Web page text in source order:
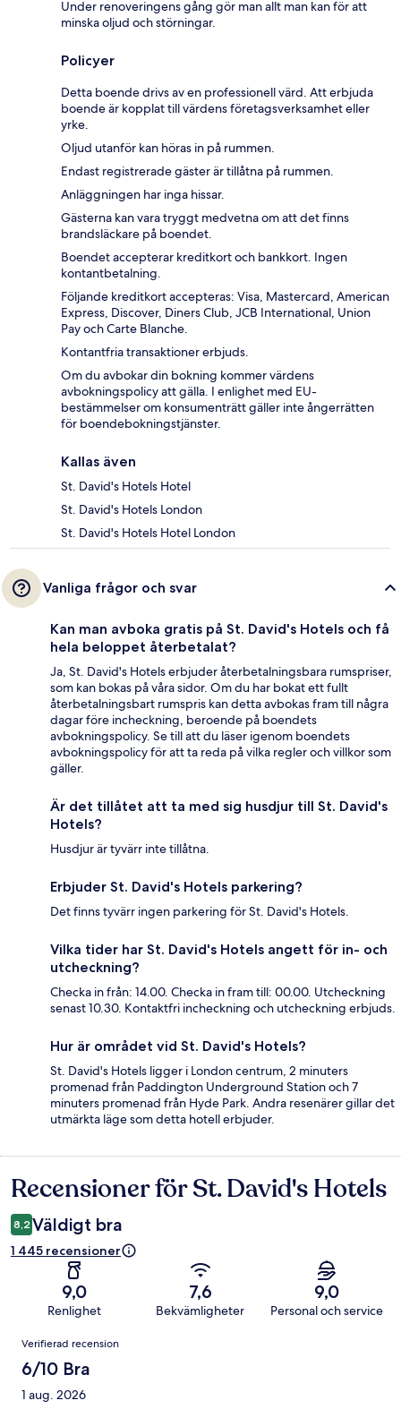
Under renoveringens gång gör man allt man kan för att
minska oljud och störningar.
Policyer
Detta boende drivs av en professionell värd. Att erbjuda
boende är kopplat till värdens företagsverksamhet eller
yrke.
Oljud utanför kan höras in på rummen.
Endast registrerade gäster är tillåtna på rummen.
Anläggningen har inga hissar.
Gästerna kan vara tryggt medvetna om att det finns
brandsläckare på boendet.
Boendet accepterar kreditkort och bankkort. Ingen
kontantbetalning.
Följande kreditkort accepteras: Visa, Mastercard, American
Express, Discover, Diners Club, JCB International, Union
Pay och Carte Blanche.
Kontantfria transaktioner erbjuds.
Om du avbokar din bokning kommer värdens
avbokningspolicy att gälla. I enlighet med EU-
bestämmelser om konsumenträtt gäller inte ångerrätten
för boendebokningstjänster.
Kallas även
St. David's Hotels Hotel
St. David's Hotels London
St. David's Hotels Hotel London
Vanliga frågor och svar
Kan man avboka gratis på St. David's Hotels och få
hela beloppet återbetalat?
Ja, St. David's Hotels erbjuder återbetalningsbara rumspriser,
som kan bokas på våra sidor. Om du har bokat ett fullt
återbetalningsbart rumspris kan detta avbokas fram till några
dagar före incheckning, beroende på boendets
avbokningspolicy. Se till att du läser igenom boendets
avbokningspolicy för att ta reda på vilka regler och villkor som
gäller.
Är det tillåtet att ta med sig husdjur till St. David's
Hotels?
Husdjur är tyvärr inte tillåtna.
Erbjuder St. David's Hotels parkering?
Det finns tyvärr ingen parkering för St. David's Hotels.
Vilka tider har St. David's Hotels angett för in- och
utcheckning?
Checka in från: 14.00. Checka in fram till: 00.00. Utcheckning
senast 10.30. Kontaktfri incheckning och utcheckning erbjuds.
Hur är området vid St. David's Hotels?
St. David's Hotels ligger i London centrum, 2 minuters
promenad från Paddington Underground Station och 7
minuters promenad från Hyde Park. Andra resenärer gillar det
utmärkta läge som detta hotell erbjuder.
Recensioner
Recensioner för St. David's Hotels
8,2 Väldigt bra
1 445 recensioner
9,0
Renlighet
7,6
Bekvämligheter
9,0
Personal och service
Recensioner
Verifierad recension
6/10 Bra
1 aug. 2026